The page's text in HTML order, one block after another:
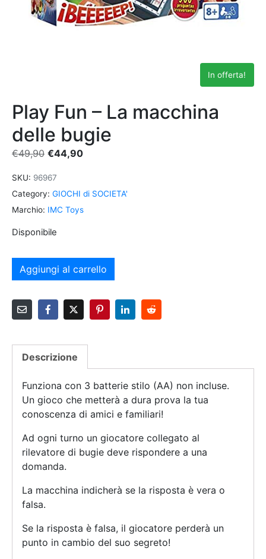
In offerta!
Play Fun – La macchina
delle bugie
€49,90 €44,90
SKU: 96967
Category: GIOCHI di SOCIETA'
Marchio: IMC Toys
Disponibile
Aggiungi al carrello
Descrizione
Funziona con 3 batterie stilo (AA) non incluse.
Un gioco che metterà a dura prova la tua
conoscenza di amici e familiari!
Ad ogni turno un giocatore collegato al
rilevatore di bugie deve rispondere a una
domanda.
La macchina indicherà se la risposta è vera o
falsa.
Se la risposta è falsa, il giocatore perderà un
punto in cambio del suo segreto!